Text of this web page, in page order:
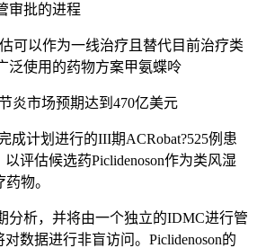
审批的进程
估可以作为一线治疗且替代目前治疗类
泛使用的药物方案甲氨蝶呤
炎市场预期达到 470亿美元
成计划进行的III期ACRobat?525例患
以评估候选药Piclidenoson作为类风湿
物。
分析，并将由一个独立的IDMC进行管
对数据进行非盲访问。 Piclidenoson的